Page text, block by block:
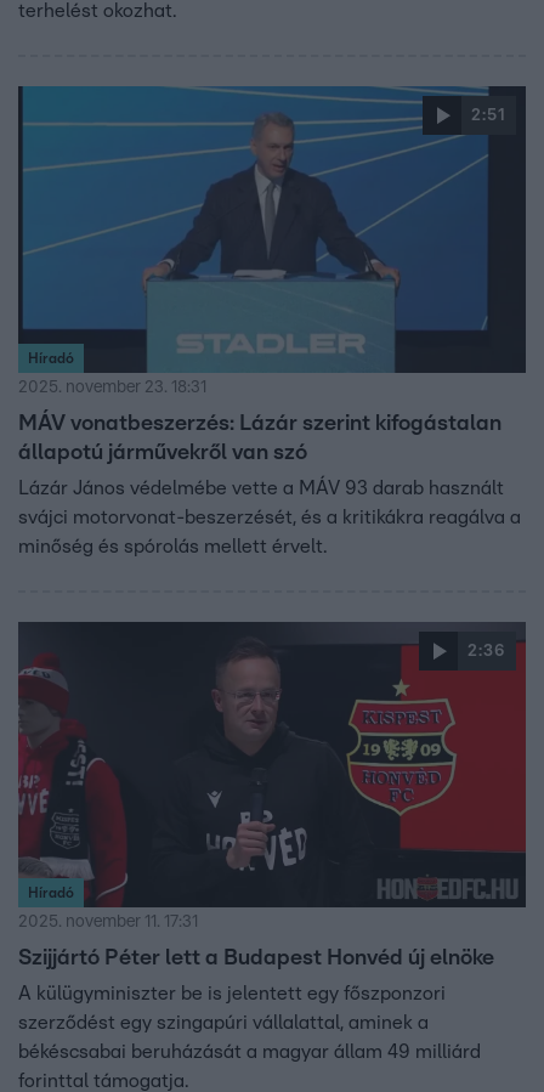
terhelést okozhat.
2:51
Híradó
2025. november 23. 18:31
MÁV vonatbeszerzés: Lázár szerint kifogástalan
állapotú járművekről van szó
Lázár János védelmébe vette a MÁV 93 darab használt
svájci motorvonat-beszerzését, és a kritikákra reagálva a
minőség és spórolás mellett érvelt.
2:36
Híradó
2025. november 11. 17:31
Szijjártó Péter lett a Budapest Honvéd új elnöke
A külügyminiszter be is jelentett egy főszponzori
szerződést egy szingapúri vállalattal, aminek a
békéscsabai beruházását a magyar állam 49 milliárd
forinttal támogatja.